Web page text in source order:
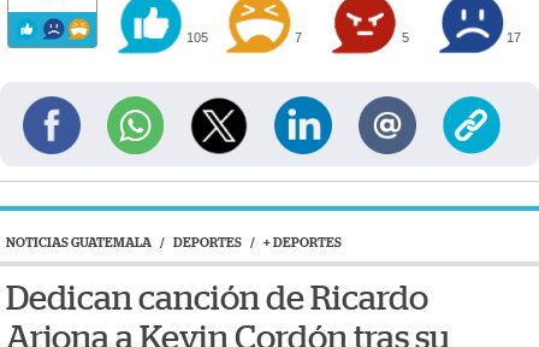
105 7 5 17
NOTICIAS GUATEMALA / DEPORTES / + DEPORTES
Dedican canción de Ricardo
Arjona a Kevin Cordón tras su